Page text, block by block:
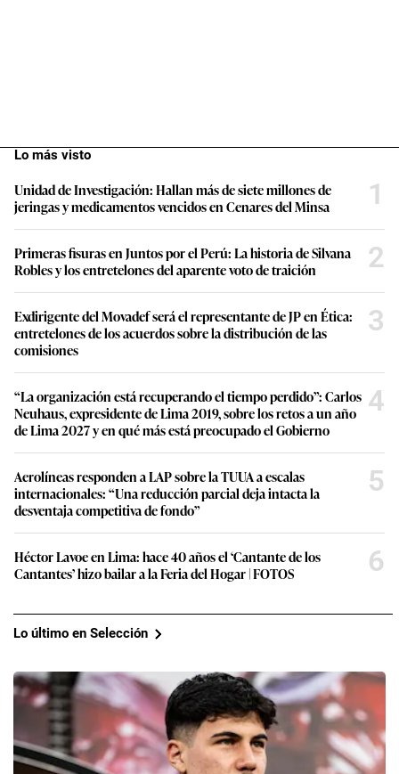
Lo más visto
Unidad de Investigación: Hallan más de siete millones de
jeringas y medicamentos vencidos en Cenares del Minsa
1
Primeras fisuras en Juntos por el Perú: La historia de Silvana
Robles y los entretelones del aparente voto de traición
2
Exdirigente del Movadef será el representante de JP en Ética:
entretelones de los acuerdos sobre la distribución de las
comisiones
3
“La organización está recuperando el tiempo perdido”: Carlos
Neuhaus, expresidente de Lima 2019, sobre los retos a un año
de Lima 2027 y en qué más está preocupado el Gobierno
4
Aerolíneas responden a LAP sobre la TUUA a escalas
internacionales: “Una reducción parcial deja intacta la
desventaja competitiva de fondo”
5
Héctor Lavoe en Lima: hace 40 años el ‘Cantante de los
Cantantes’ hizo bailar a la Feria del Hogar | FOTOS
6
Lo último en Selección